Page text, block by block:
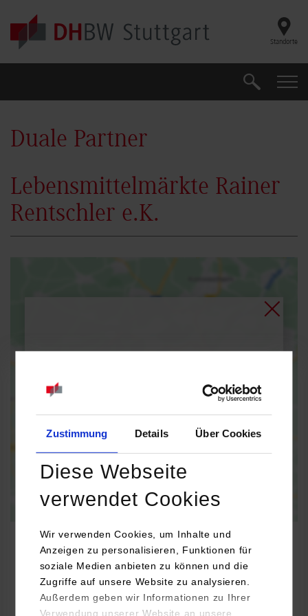
Zustimmung Details Über Cookies
Diese Webseite
verwendet Cookies
Wir verwenden Cookies, um Inhalte und
Anzeigen zu personalisieren, Funktionen für
soziale Medien anbieten zu können und die
Zugriffe auf unsere Website zu analysieren.
Außerdem geben wir Informationen zu Ihrer
Verwendung unserer Website an unsere
Skip to main content
Standorte
Suche
Duale Partner
Lebensmittelmärkte Rainer
Rentschler e.K.
Datenschutz
Dauerhaft aktivieren Einmalig aktivieren
BWL-Handel